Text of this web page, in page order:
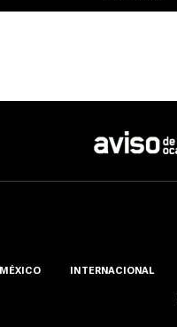
MÉXICO INTERNACIONAL